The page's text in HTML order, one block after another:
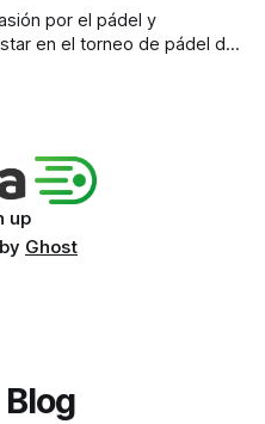
por el pádel y
en el torneo de pádel del
up
Ghost